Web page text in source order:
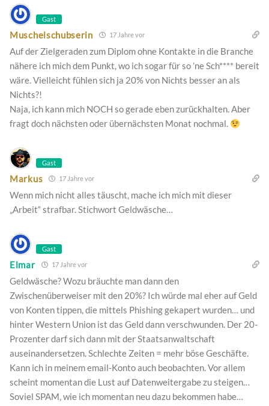
Gast
Muschelschubserin 17 Jahre vor
Auf der Zielgeraden zum Diplom ohne Kontakte in die Branche
nähere ich mich dem Punkt, wo ich sogar für so ’ne Sch**** bereit
wäre. Vielleicht fühlen sich ja 20% von Nichts besser an als
Nichts?!
Naja, ich kann mich NOCH so gerade eben zurückhalten. Aber
fragt doch nächsten oder übernächsten Monat nochmal.
Gast
Markus 17 Jahre vor
Wenn mich nicht alles täuscht, mache ich mich mit dieser
„Arbeit“ strafbar. Stichwort Geldwäsche…
Gast
Elmar 17 Jahre vor
Geldwäsche? Wozu bräuchte man dann den
Zwischenüberweiser mit den 20%? Ich würde mal eher auf Geld
von Konten tippen, die mittels Phishing gekapert wurden… und
hinter Western Union ist das Geld dann verschwunden. Der 20-
Prozenter darf sich dann mit der Staatsanwaltschaft
auseinandersetzen. Schlechte Zeiten = mehr böse Geschäfte.
Kann ich in meinem email-Konto auch beobachten. Vor allem
scheint momentan die Lust auf Datenweitergabe zu steigen…
Soviel SPAM, wie ich momentan neu dazu bekommen habe…